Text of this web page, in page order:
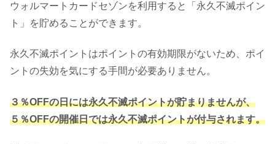
ウォルマートカードセゾンを利用すると「永久不滅ポイン
ト」を貯めることができます。
永久不滅ポイントはポイントの有効期限がないため、ポイ
ントの失効を気にする手間が必要ありません。
３％OFFの日には永久不滅ポイントが貯まりませんが、
５％OFFの開催日では永久不滅ポイントが付与されます。